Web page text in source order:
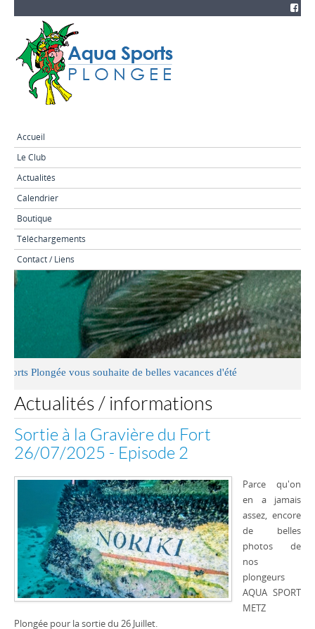
Accueil
Le Club
Actualités
Calendrier
Boutique
Téléchargements
Contact / Liens
vous souhaite de belles vacances d'été
Actualités / informations
Sortie à la Gravière du Fort
26/07/2025 - Episode 2
Parce qu'on
en a jamais
assez, encore
de belles
photos de
nos
plongeurs
AQUA SPORT
METZ
Plongée pour la sortie du 26 Juillet.